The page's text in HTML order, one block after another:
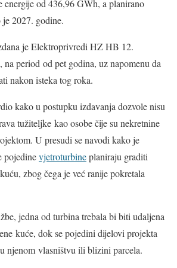
energije od 436,96 GWh, a planirano
2027. godine.
je Elektroprivredi HZ HB 12.
na period od pet godina, uz napomenu da
nakon isteka tog roka.
kako u postupku izdavanja dozvole nisu
tužiteljke kao osobe čije su nekretnine
U presudi se navodi kako je
pojedinevjetroturbineplaniraju graditi
zbog čega je već ranije pokretala
jedna od turbina trebala bi biti udaljena
kuće, dok se pojedini dijelovi projekta
njenom vlasništvu ili blizini parcela.